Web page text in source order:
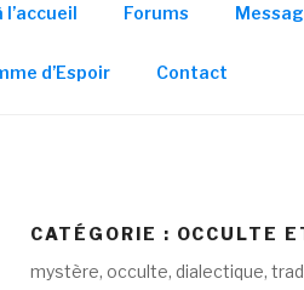
l’accueil Forums
d’Espoir Contact
CATÉGORIE : OCCULTE
mystère, occulte, dialectique,